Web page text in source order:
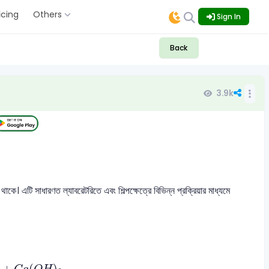
Others Sign In
Back
3.9k
সাধারণত ল্যাবরেটরিতে এবং শিল্পক্ষেত্রে বিভিন্ন প্রক্রিয়ার মাধ্যমে
+ Ca(OH)2